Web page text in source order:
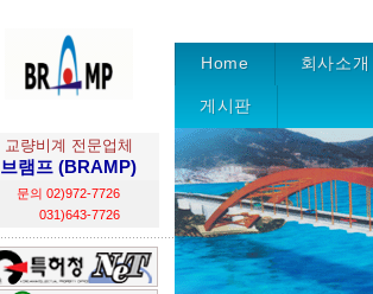
Home 회사소개
게시판
교량비계 전문업체
브램프 (BRAMP)
문의 02)972-7726
031)643-7726